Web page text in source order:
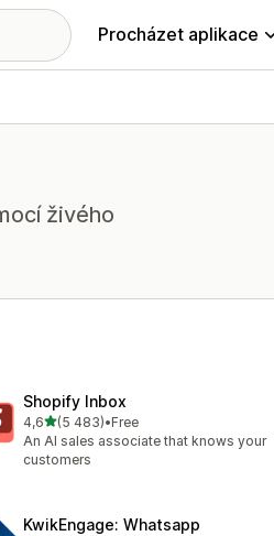
Procházet aplikace
živého
Shopify Inbox
4,6z 5 hvězd
(5 483)
Celkový počet recenzí: 5483
•Free
An AI sales associate that knows your
customers
KwikEngage: Whatsapp